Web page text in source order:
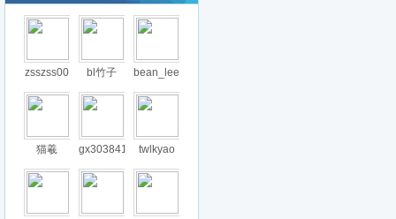
zsszss00 bl竹子 bean_lee
猫羲 gx303841 twlkyao